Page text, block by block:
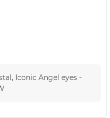
Iconic Angel eyes -